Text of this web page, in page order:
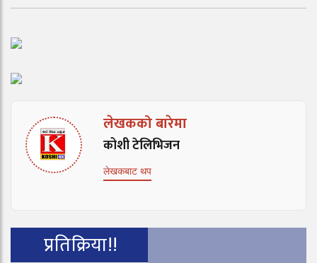
लेखकको बारेमा
कोशी टेलिभिजन
लेखकबाट थप
प्रतिक्रिया!!